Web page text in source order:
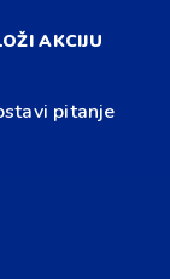
AKCIJU
pitanje